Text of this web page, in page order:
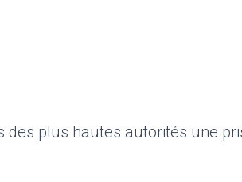
des plus hautes autorités une